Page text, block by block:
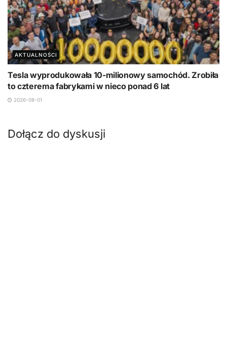
AKTUALNOŚCI
Tesla wyprodukowała 10-milionowy samochód. Zrobiła
to czterema fabrykami w nieco ponad 6 lat
2026-08-01
Dołącz do dyskusji